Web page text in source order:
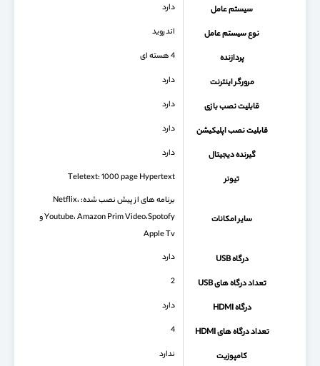
سیستم عامل
دارد
نوع سیستم عامل اندروید
پردازنده 4 هسته ای
مرورگر اینترنت دارد
قابلیت نصب بازی دارد
قابلیت نصب اپلیکیشن دارد
گیرنده دیجیتال دارد
تیونر Teletext: 1000 page Hypertext
سایر امکانات
برنامه های از پیش نصب شده: Netflix،
Youtube، Amazon Prim Video،Spotofy و
Apple Tv
درگاه USB
دارد
تعداد درگاه های USB 2
درگاه HDMI دارد
تعداد درگاه های HDMI 4
کامپوزیت ندارد